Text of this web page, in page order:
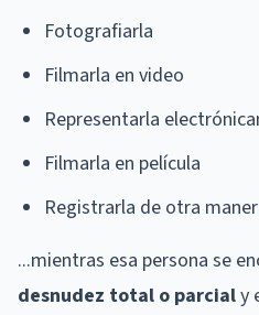
Fotografiarla
Filmarla en video
Representarla
Filmarla en película
Registrarla de otra
...mientras esa persona se
desnudez total o parcialy